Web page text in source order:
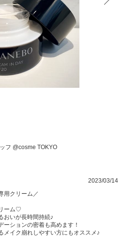
フ @cosme TOKYO
2023/03/14
用クリーム／
ーム♡
おいが長時間持続♪
ションの密着も高めます！
メイク崩れしやすい方にもオススメ♪